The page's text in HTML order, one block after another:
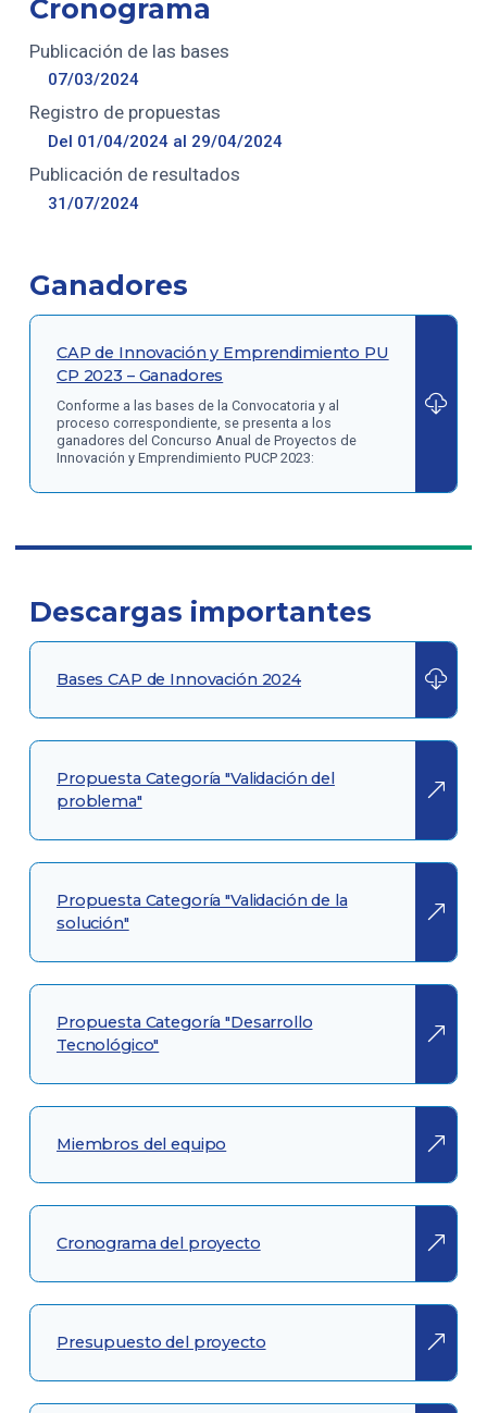
Cronograma
Publicación de las bases
07/03/2024
Registro de propuestas
Del 01/04/2024 al 29/04/2024
Publicación de resultados
31/07/2024
Ganadores
CAP de Innovación y Emprendimiento PU
CP 2023 – Ganadores
Conforme a las bases de la Convocatoria y al
proceso correspondiente, se presenta a los
ganadores del Concurso Anual de Proyectos de
Innovación y Emprendimiento PUCP 2023:
Descargas importantes
Bases CAP de Innovación 2024
Propuesta Categoría "Validación del
problema"
Propuesta Categoría "Validación de la
solución"
Propuesta Categoría "Desarrollo
Tecnológico"
Miembros del equipo
Cronograma del proyecto
Presupuesto del proyecto